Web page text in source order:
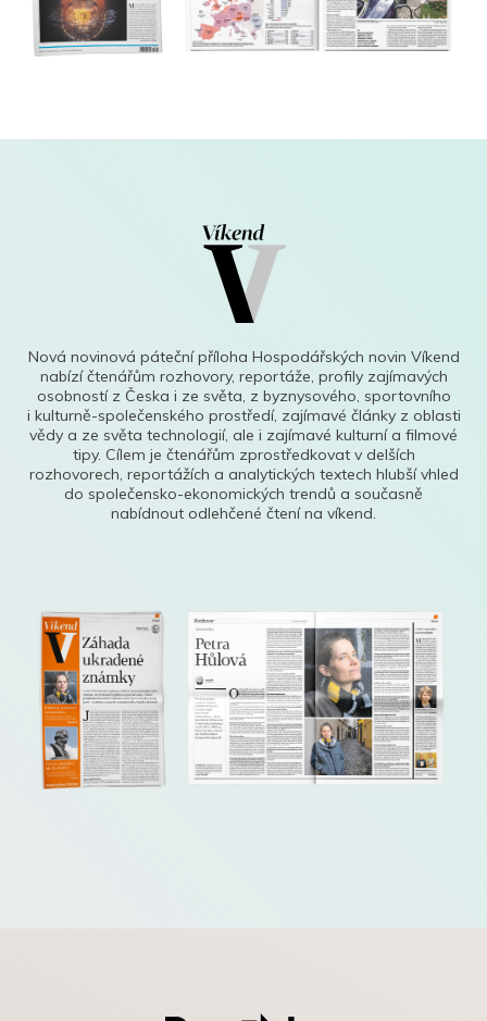
Nová novinová páteční příloha Hospodářských novin Víkend
nabízí čtenářům rozhovory, reportáže, profily zajímavých
osobností z Česka i ze světa, z byznysového, sportovního
i kulturně-společenského prostředí, zajímavé články z oblasti
vědy a ze světa technologií, ale i zajímavé kulturní a filmové
tipy. Cílem je čtenářům zprostředkovat v delších
rozhovorech, reportážích a analytických textech hlubší vhled
do společensko-ekonomických trendů a současně
nabídnout odlehčené čtení na víkend.